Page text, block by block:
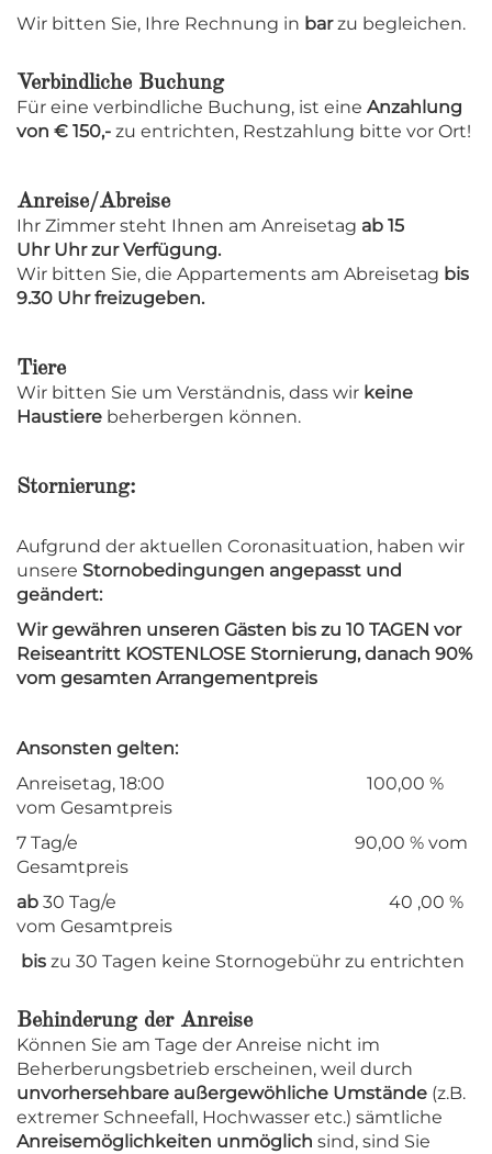
Wir bitten Sie, Ihre Rechnung in barzu begleichen.
Verbindliche Buchung
Für eine verbindliche Buchung, ist eine Anzahlung
von € 150,- zu entrichten, Restzahlung bitte vor Ort!
Anreise/Abreise
Ihr Zimmer steht Ihnen am Anreisetag ab 15
Uhr Uhr zur Verfügung.
Wir bitten Sie, die Appartements am Abreisetag bis
9.30 Uhr freizugeben.
Tiere
Wir bitten Sie um Verständnis, dass wir keine
Haustiere beherbergen können.
Stornierung:
Aufgrund der aktuellen Coronasituation, haben wir
unsere Stornobedingungen angepasst und
geändert:
Wir gewähren unseren Gästen bis zu 10 TAGEN vor
Reiseantritt KOSTENLOSE Stornierung, danach 90%
vom gesamten Arrangementpreis
Ansonsten gelten:
Anreisetag, 18:00 100,00 %
vom Gesamtpreis
7 Tag/e 90,00 % vom
Gesamtpreis
ab 30 Tag/e 40 ,00 %
vom Gesamtpreis
bis zu 30 Tagen keine Stornogebühr zu entrichten
Behinderung der Anreise
Können Sie am Tage der Anreise nicht im
Beherberungsbetrieb erscheinen, weil durch
unvorhersehbare außergewöhliche Umstände (z.B.
extremer Schneefall, Hochwasser etc.) sämtliche
Anreisemöglichkeiten unmöglich sind, sind Sie